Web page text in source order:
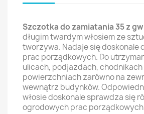
Szczotka do zamiatania 35 z
długim twardym włosiem ze
tworzywa. Nadaje się doskonale
prac porządkowych. Do
ulicach, podjazdach,
powierzchniach zarówno na
wewnątrz budynków.
włosie doskonale sprawdza się
ogrodowych prac